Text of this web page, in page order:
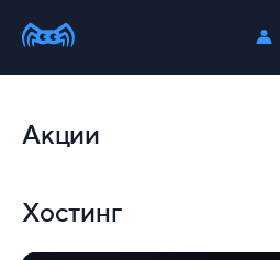
Акции
Хостинг